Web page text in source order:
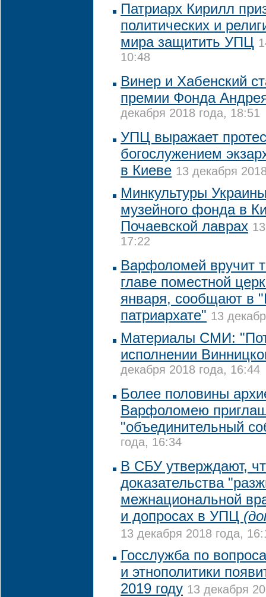
Патриарх Кирилл
политических и
мира защитить УПЦ
10:48
Винер и Хабенский
премии Фонда
декабря 2018 года, 18:51
УПЦ выражает
богослужением
в Киеве 13 декабря
Минкультуры
музейного фонда в
Почаевской лаврах
17:22
Варфоломей вручит
главе поместной
января, сообщают в
патриархате" 13
Материалы СМИ:
исполнении
декабря 2018 года, 16:44
Более половины
Варфоломею
"объединительный
года, 16:34
В СБУ утверждают,
доказательства
межнациональной
и допросах в УПЦ
13 декабря 2018 года,
Госслужба по
и этнополитики
2019 году 13 декабря